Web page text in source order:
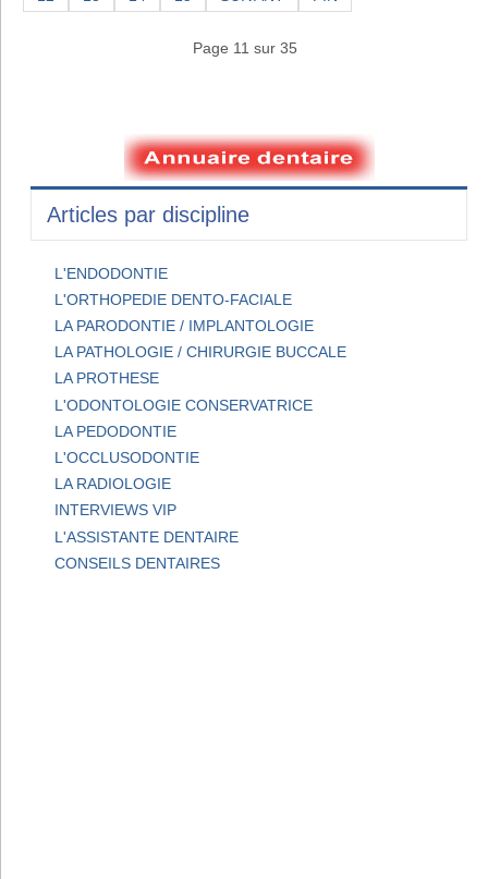
Page 11 sur 35
Articles par discipline
L'ENDODONTIE
L'ORTHOPEDIE DENTO-FACIALE
LA PARODONTIE / IMPLANTOLOGIE
LA PATHOLOGIE / CHIRURGIE BUCCALE
LA PROTHESE
L'ODONTOLOGIE CONSERVATRICE
LA PEDODONTIE
L'OCCLUSODONTIE
LA RADIOLOGIE
INTERVIEWS VIP
L'ASSISTANTE DENTAIRE
CONSEILS DENTAIRES